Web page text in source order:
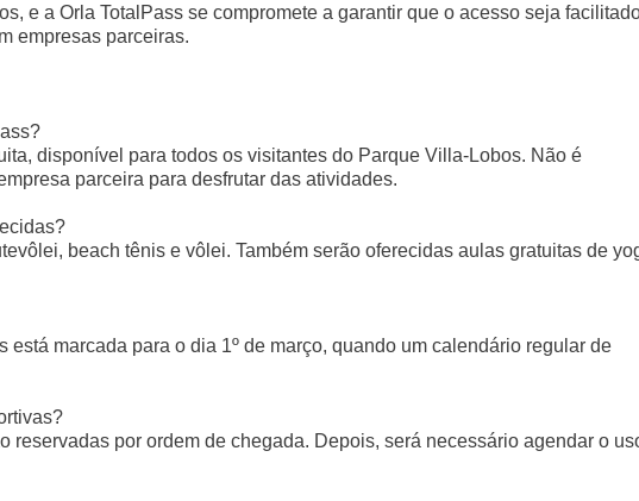
e a Orla TotalPass se compromete a garantir que o acesso seja
empresas parceiras.
disponível para todos os visitantes do Parque Villa-Lobos. Não é
parceira para desfrutar das atividades.
beach tênis e vôlei. Também serão oferecidas aulas gratuitas de
está marcada para o dia 1º de março, quando um calendário regular de
reservadas por ordem de chegada. Depois, será necessário agendar o